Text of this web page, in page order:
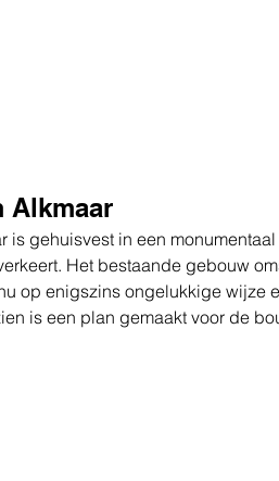
Alkmaar
is gehuisvest in een
Het bestaande gebouw
op enigszins ongelukkige wijze
is een plan gemaakt voor de